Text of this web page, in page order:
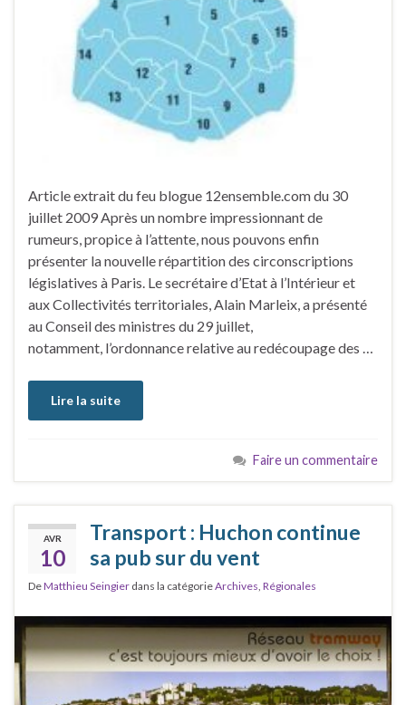
Article extrait du feu blogue 12ensemble.com du 30
juillet 2009 Après un nombre impressionnant de
rumeurs, propice à l’attente, nous pouvons enfin
présenter la nouvelle répartition des circonscriptions
législatives à Paris. Le secrétaire d’Etat à l’Intérieur et
aux Collectivités territoriales, Alain Marleix, a présenté
au Conseil des ministres du 29 juillet,
notamment, l’ordonnance relative au redécoupage des …
Lire la suite
Faire un commentaire
AVR
10
Transport : Huchon continue
sa pub sur du vent
DeMatthieu Seingier dans la catégorieArchives, Régionales